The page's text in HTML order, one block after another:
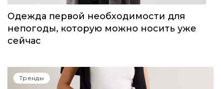
Одежда первой необходимости для
непогоды, которую можно носить уже
сейчас
Тренды